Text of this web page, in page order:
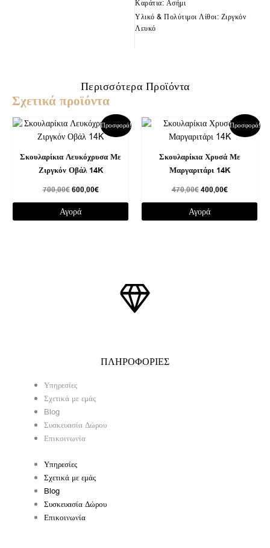
Καράτια: Ασήμι
Υλικό & Πολύτιμοι Λίθοι: Ζιργκόν
Λευκό
Περισσότερα Προϊόντα
Σχετικά προϊόντα
Προσφορά!
Σκουλαρίκια Λευκόχρυσα Με
Ζιργκόν Οβάλ 14K
700,00€
Original
was:
600,00€
Η
τρέχουσα
τιμή
600,00€.
Αγορά
Προσφορά!
Σκουλαρίκια Χρυσά Με
Μαργαριτάρι 14K
470,00€
Original
price
was:
400,00€
Η
τρέχουσα
τιμή
400,00€.
Αγορά
ΠΛΗΡΟΦΟΡΙΕΣ
Υπηρεσίες
Σχετικά με εμάς
Blog
Συσκευασία Δώρου
Επικοινωνία
Υπηρεσίες
Σχετικά με εμάς
Blog
Συσκευασία Δώρου
Επικοινωνία